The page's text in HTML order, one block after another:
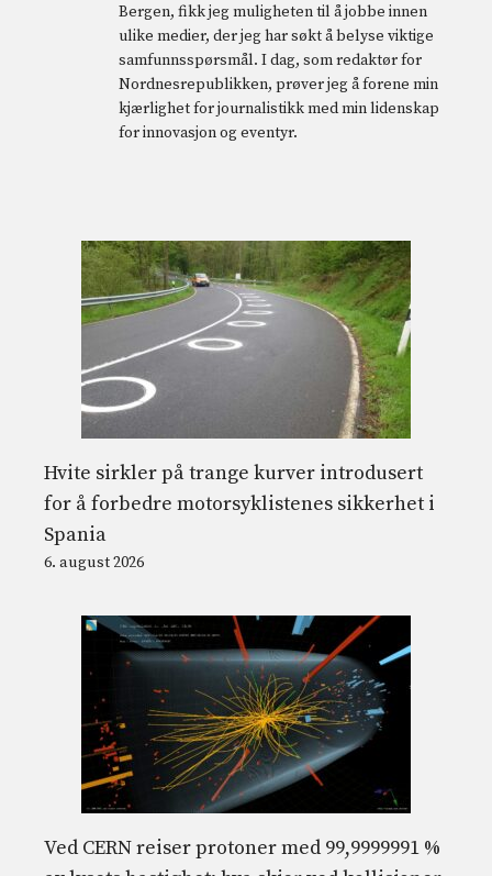
Bergen, fikk jeg muligheten til å jobbe innen
ulike medier, der jeg har søkt å belyse viktige
samfunnsspørsmål. I dag, som redaktør for
Nordnesrepublikken, prøver jeg å forene min
kjærlighet for journalistikk med min lidenskap
for innovasjon og eventyr.
Hvite sirkler på trange kurver introdusert
for å forbedre motorsyklistenes sikkerhet i
Spania
6. august 2026
Ved CERN reiser protoner med 99,9999991 %